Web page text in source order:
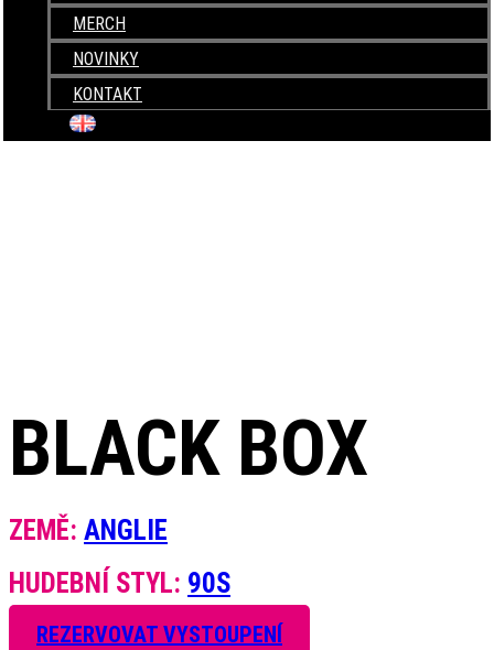
MERCH
NOVINKY
KONTAKT
BLACK BOX
ZEMĚ: ANGLIE
HUDEBNÍ STYL: 90S
REZERVOVAT VYSTOUPENÍ